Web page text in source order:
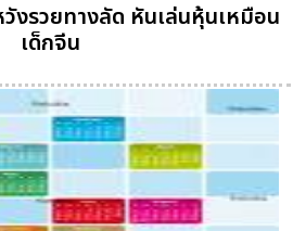
วังรวยทางลัด หันเล่นหุ้นเหมือน
เด็กจีน